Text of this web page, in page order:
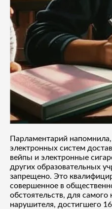
Парламентарий напомнила,
электронных систем
вейпы и электронные
других образовательных
запрещено. Это
совершенное в
обстоятельств, для
нарушителя, достигшего